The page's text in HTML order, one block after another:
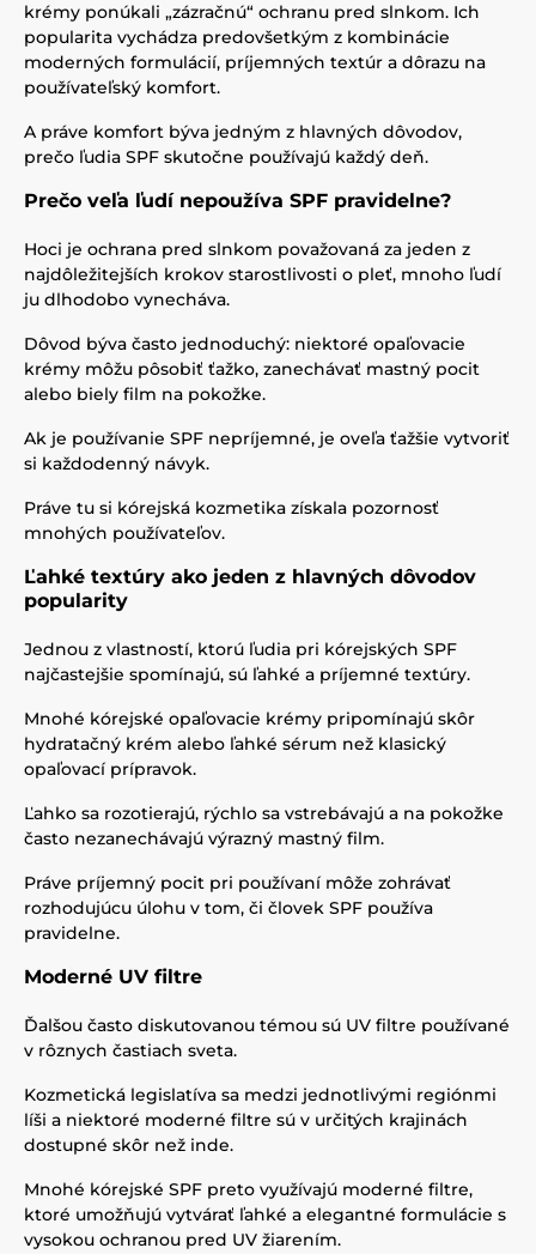
krémy ponúkali „zázračnú“ ochranu pred slnkom. Ich
popularita vychádza predovšetkým z kombinácie
moderných formulácií, príjemných textúr a dôrazu na
používateľský komfort.
A práve komfort býva jedným z hlavných dôvodov,
prečo ľudia SPF skutočne používajú každý deň.
Prečo veľa ľudí nepoužíva SPF pravidelne?
Hoci je ochrana pred slnkom považovaná za jeden z
najdôležitejších krokov starostlivosti o pleť, mnoho ľudí
ju dlhodobo vynecháva.
Dôvod býva často jednoduchý: niektoré opaľovacie
krémy môžu pôsobiť ťažko, zanechávať mastný pocit
alebo biely film na pokožke.
Ak je používanie SPF nepríjemné, je oveľa ťažšie vytvoriť
si každodenný návyk.
Práve tu si kórejská kozmetika získala pozornosť
mnohých používateľov.
Ľahké textúry ako jeden z hlavných dôvodov
popularity
Jednou z vlastností, ktorú ľudia pri kórejských SPF
najčastejšie spomínajú, sú ľahké a príjemné textúry.
Mnohé kórejské opaľovacie krémy pripomínajú skôr
hydratačný krém alebo ľahké sérum než klasický
opaľovací prípravok.
Ľahko sa rozotierajú, rýchlo sa vstrebávajú a na pokožke
často nezanechávajú výrazný mastný film.
Práve príjemný pocit pri používaní môže zohrávať
rozhodujúcu úlohu v tom, či človek SPF používa
pravidelne.
Moderné UV filtre
Ďalšou často diskutovanou témou sú UV filtre používané
v rôznych častiach sveta.
Kozmetická legislatíva sa medzi jednotlivými regiónmi
líši a niektoré moderné filtre sú v určitých krajinách
dostupné skôr než inde.
Mnohé kórejské SPF preto využívajú moderné filtre,
ktoré umožňujú vytvárať ľahké a elegantné formulácie s
vysokou ochranou pred UV žiarením.